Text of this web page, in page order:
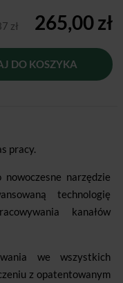
zł 265,00 zł
DO KOSZYKA
pracy.
narzędzie
technologię
kanałów
we wszystkich
z opatentowanym